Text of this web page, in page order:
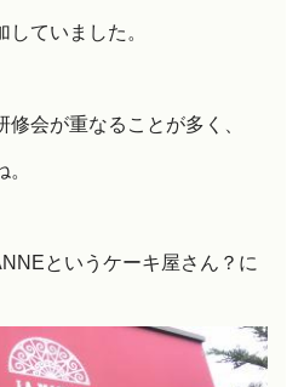
ていました。
会が重なることが多く、
というケーキ屋さん？に